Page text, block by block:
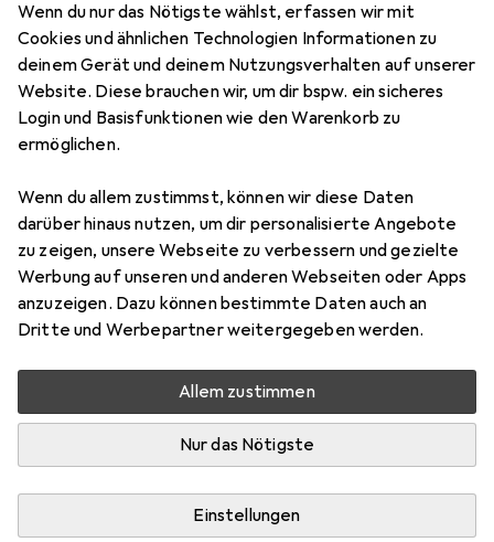
Wenn du nur das Nötigste wählst, erfassen wir mit
Cookies und ähnlichen Technologien Informationen zu
deinem Gerät und deinem Nutzungsverhalten auf unserer
Website. Diese brauchen wir, um dir bspw. ein sicheres
Login und Basisfunktionen wie den Warenkorb zu
ermöglichen.
Wenn du allem zustimmst, können wir diese Daten
darüber hinaus nutzen, um dir personalisierte Angebote
zu zeigen, unsere Webseite zu verbessern und gezielte
Werbung auf unseren und anderen Webseiten oder Apps
anzuzeigen. Dazu können bestimmte Daten auch an
Dritte und Werbepartner weitergegeben werden.
Allem zustimmen
Nur das Nötigste
Einstellungen
4 Bilder
RaynoxHD 5052PRO
Preis in EUR inkl. MwSt.
EUR
194,99
1
Bewertungen Marke
Mehr von Raynox
Zwischen Di, 25.8. und Do, 27.8. geliefert
Benachrichtigen, wenn schneller verfügbar
Lieferort angeben für genaue Lieferzeit